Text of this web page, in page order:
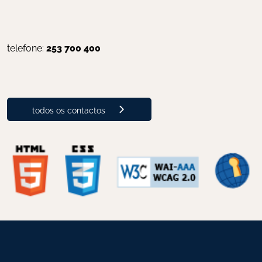
telefone: 253 700 400
todos os contactos